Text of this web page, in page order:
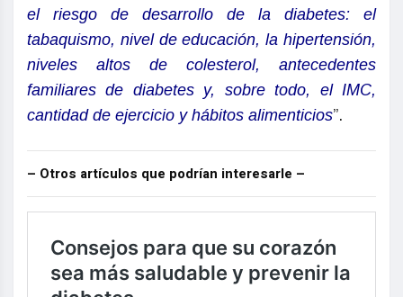
el riesgo de desarrollo de la diabetes: el
tabaquismo, nivel de educación, la hipertensión,
niveles altos de colesterol, antecedentes
familiares de diabetes y, sobre todo, el IMC,
cantidad de ejercicio y hábitos alimenticios”.
– Otros artículos que podrían interesarle –